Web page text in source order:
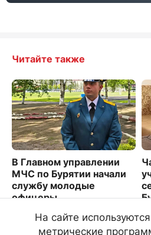
Читайте также
В Главном управлении
МЧС по Бурятии начали
службу молодые
офицеры
3701На сайте
метрические